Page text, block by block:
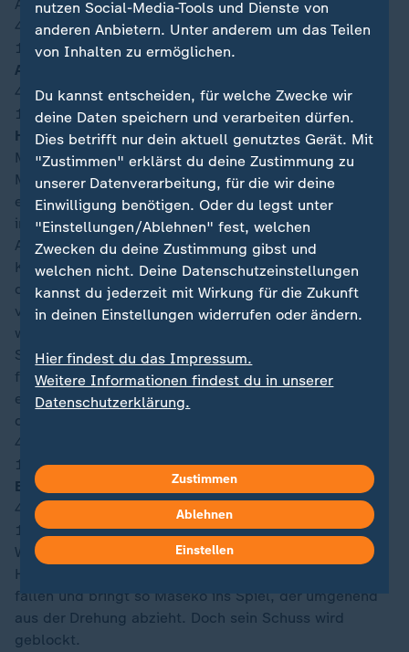
Auswechslung bei Südafrika: Jayden Adams
46′
19:06
Anpfiff 2. Halbzeit
45′+5
18:56
Halbzeitfazit:
Mit einer 1:0-Führung geht Tschechien nach 45
Minuten gegen Südafrika in die Halbzeitpause. Nach
einem furiosen Start belohnte sich Tschechien bereits
in der 6. Minute durch den Treffer von Sadílek. Im
Anschluss jedoch zog sich das Team von Miroslav
Koubek immer weiter zurück und überließ Südafrika
das Leder, die bis auf wenige Ausnahmen damit nicht
viel anzufangen wussten. So entwickelte sich ein
wenig unterhaltsames Fußballspiel mit kaum
Strafraumaktionen. Abgesehen von Distanzschüssen
fällt Südafrika im Spiel mit dem Ball nämlich wenig
ein. Lediglich nach einem Torwartfehler von Kovář in
der Nachspielzeit kam ein wenig Gefahr auf.
45′
18:50
Ende 1. Halbzeit
45′+4
18:50
Was macht Kovář da? Bei einer harmlosen
Halbfeldflanke lässt Tschechiens Keeper die Kugel
fallen und bringt so Maseko ins Spiel, der umgehend
aus der Drehung abzieht. Doch sein Schuss wird
geblockt.
nutzen Social-Media-Tools und Dienste von
anderen Anbietern. Unter anderem um das Teilen
von Inhalten zu ermöglichen.
Du kannst entscheiden, für welche Zwecke wir
deine Daten speichern und verarbeiten dürfen.
Dies betrifft nur dein aktuell genutztes Gerät. Mit
"Zustimmen" erklärst du deine Zustimmung zu
unserer Datenverarbeitung, für die wir deine
Einwilligung benötigen. Oder du legst unter
"Einstellungen/Ablehnen" fest, welchen
Zwecken du deine Zustimmung gibst und
welchen nicht. Deine Datenschutzeinstellungen
kannst du jederzeit mit Wirkung für die Zukunft
in deinen Einstellungen widerrufen oder ändern.
Hier findest du das Impressum.
Weitere Informationen findest du in unserer
Datenschutzerklärung.
Zustimmen
Ablehnen
Einstellen